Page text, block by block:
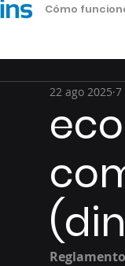
Cómo
22 ago 2025 7